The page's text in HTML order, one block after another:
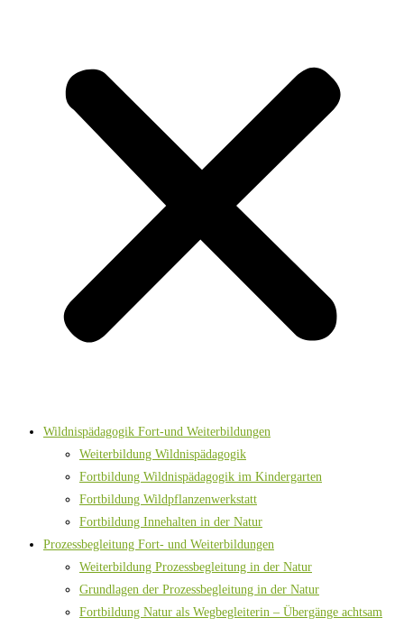
Wildnispädagogik Fort-und Weiterbildungen
Weiterbildung Wildnispädagogik
Fortbildung Wildnispädagogik im Kindergarten
Fortbildung Wildpflanzenwerkstatt
Fortbildung Innehalten in der Natur
Prozessbegleitung Fort- und Weiterbildungen
Weiterbildung Prozessbegleitung in der Natur
Grundlagen der Prozessbegleitung in der Natur
Fortbildung Natur als Wegbegleiterin – Übergänge achtsam